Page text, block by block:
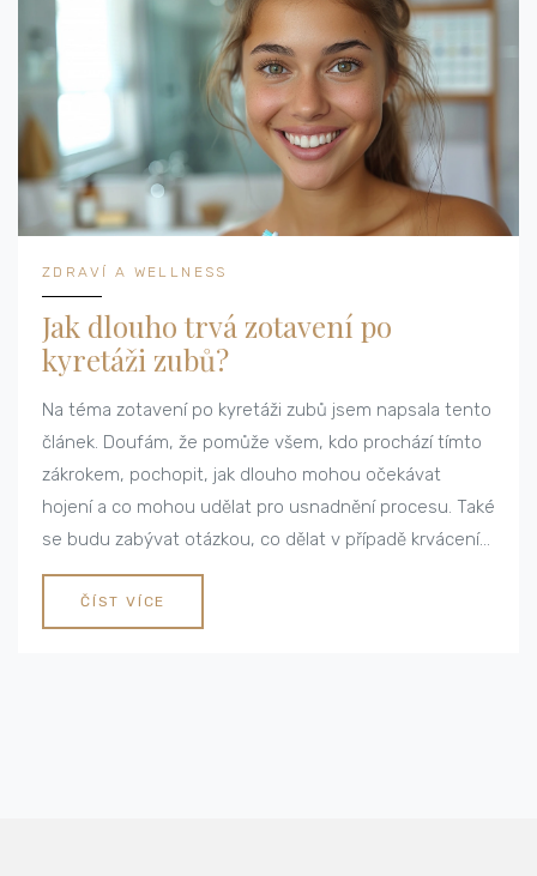
ZDRAVÍ A WELLNESS
Jak dlouho trvá zotavení po
kyretáži zubů?
Na téma zotavení po kyretáži zubů jsem napsala tento
článek. Doufám, že pomůže všem, kdo prochází tímto
zákrokem, pochopit, jak dlouho mohou očekávat
hojení a co mohou udělat pro usnadnění procesu. Také
se budu zabývat otázkou, co dělat v případě krvácení
po kyretáži a jak se ujistit, že se vše hojí správně.
Tento článek je napsán s láskou a pečlivostí, napsala
jsem ho tak, jak bych ho představovala svým
ČÍST VÍCE